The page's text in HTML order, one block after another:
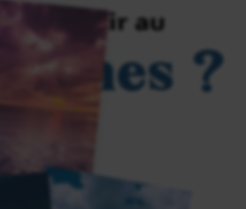
partir au
?
qui emmène